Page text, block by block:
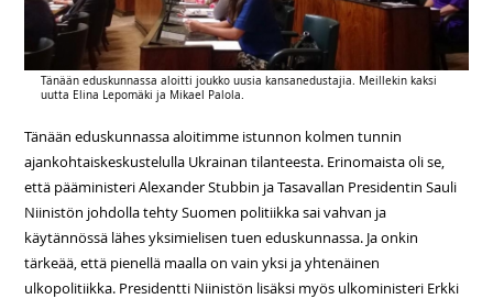
Tänään eduskunnassa aloitti joukko uusia kansanedustajia. Meillekin kaksi
uutta Elina Lepomäki ja Mikael Palola.
Tänään eduskunnassa aloitimme istunnon kolmen tunnin
ajankohtaiskeskustelulla Ukrainan tilanteesta. Erinomaista oli se,
että pääministeri Alexander Stubbin ja Tasavallan Presidentin Sauli
Niinistön johdolla tehty Suomen politiikka sai vahvan ja
käytännössä lähes yksimielisen tuen eduskunnassa. Ja onkin
tärkeää, että pienellä maalla on vain yksi ja yhtenäinen
ulkopolitiikka. Presidentti Niinistön lisäksi myös ulkoministeri Erkki